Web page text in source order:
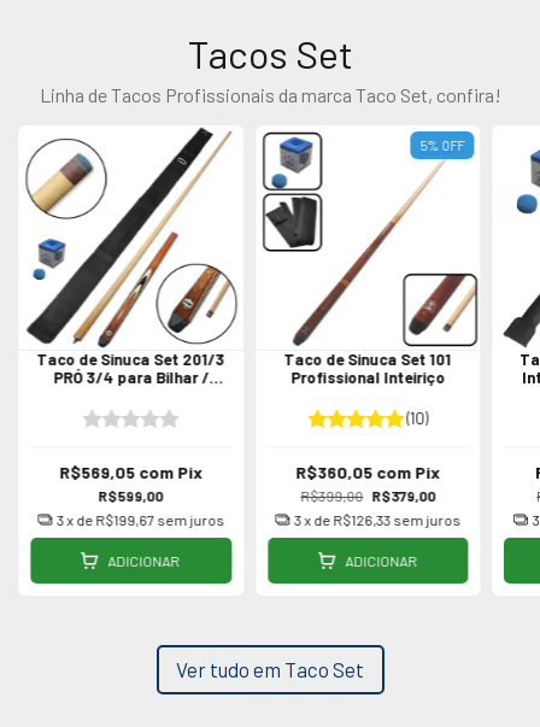
Tacos Set
Linha de Tacos Profissionais da marca Taco Set, confira!
Taco de Sinuca Set 201/3
PRÓ 3/4 para Bilhar /
R$599,00
R$569,05 com Pix
3x de R$199,67 sem juros
ADICIONAR
5% OFF
Taco de Sinuca Set 101
Profissional Inteiriço
(10)
R$399,00 R$379,00
R$360,05 com Pix
3x de R$126,33 sem juros
ADICIONAR
3
Ver tudo em Taco Set